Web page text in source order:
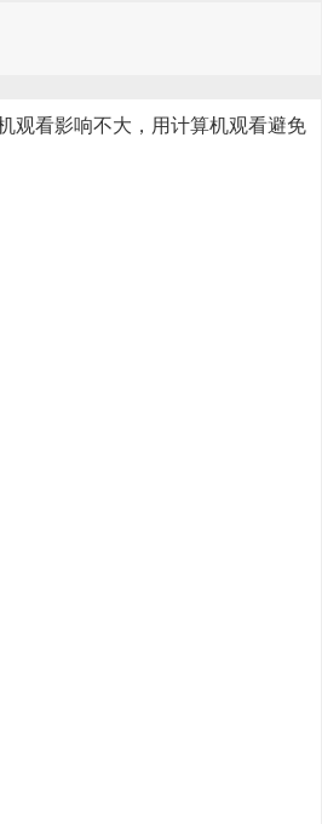
观看影响不大，用计算机观看避免